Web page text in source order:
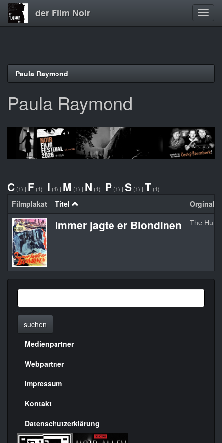
Direkt
der Film Noir
Paula Raymond
Paula Raymond
C (1) | F (1) | I (1) | M (1) | N (1) | P (1) | S (1) | T (1)
Filmplakat Titel
Immer jagte er Blondinen The
suchen
Menülinks
rechte
Seite
Medienpartner
Webpartner
Impressum
Kontakt
Datenschutzerklärung